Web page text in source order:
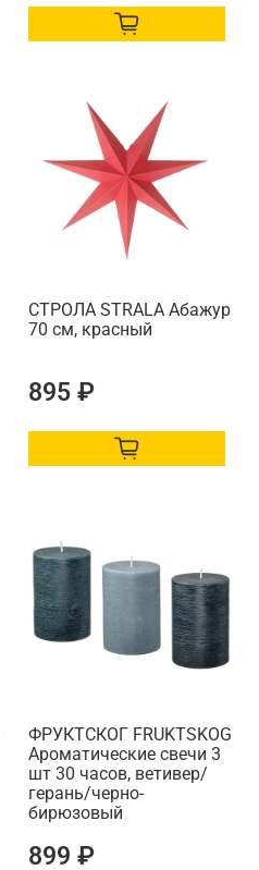
СТРОЛА STRАLA Абажур
70 см, красный
895 ₽
ФРУКТСКОГ FRUKTSKOG
Ароматические свечи 3
шт 30 часов, ветивер/
герань/черно-
бирюзовый
899 ₽